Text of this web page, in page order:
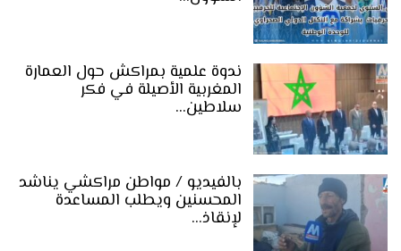
ندوة علمية بمراكش حول العمارة
المغربية الأصيلة في فكر
سلاطين…
بالفيديو / مواطن مراكشي يناشد
المحسنين ويطلب المساعدة
لإنقاذ…